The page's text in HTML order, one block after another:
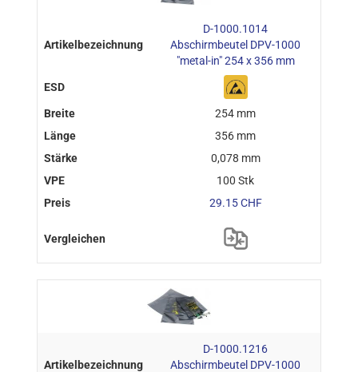
D-1000.1014
Abschirmbeutel DPV-1000
"metal-in" 254 x 356 mm
254 mm
356 mm
0,078 mm
100 Stk
29.15 CHF
D-1000.1216
Abschirmbeutel DPV-1000